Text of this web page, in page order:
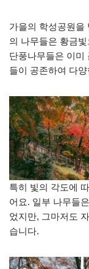
가을의 학성공원을
의 나무들은 황금
단풍나무들은 이미
들이 공존하여 다
특히 빛의 각도에
어요. 일부 나무들
었지만, 그마저도
습니다.